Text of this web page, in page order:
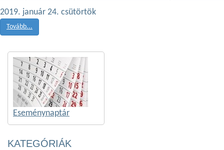
2019. január 24. csütörtök
Tovább...
Eseménynaptár
KATEGÓRIÁK